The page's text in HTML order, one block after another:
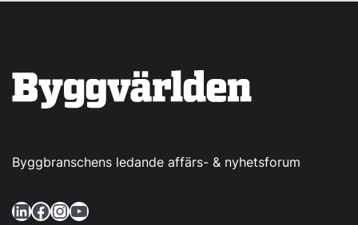
Byggbranschens ledande affärs- & nyhetsforum
LinkedIn Facebook InstagramYouTube